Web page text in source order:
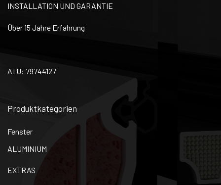
INSTALLATION UND GARANTIE
Über 15 Jahre Erfahrung
ATU: 79744127
Produktkategorien
Fenster
ALUMINIUM
EXTRAS